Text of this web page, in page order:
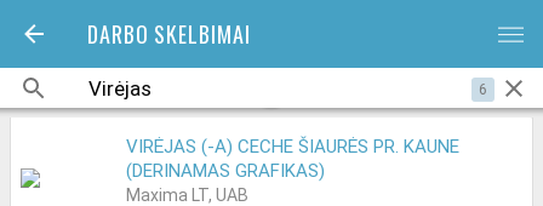
DARBO SKELBIMAI bars
6
VIRĖJAS (-A) CECHE ŠIAURĖS PR. KAUNE
(DERINAMAS GRAFIKAS)
Maxima LT, UAB